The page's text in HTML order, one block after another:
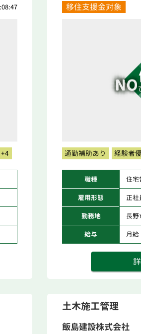
+4
移住支援金対象
通勤補助あり 経験者
職種 住宅
雇用形態 正社
勤務地 長野
給与 月
土木施工管理
飯島建設株式会社